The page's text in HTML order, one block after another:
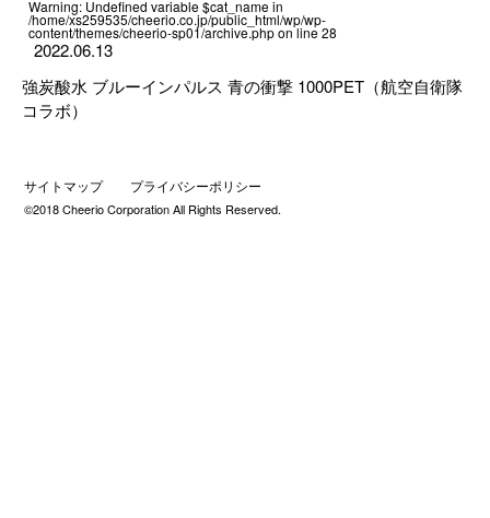
Warning: Undefined variable $cat_name in
/home/xs259535/cheerio.co.jp/public_html/wp/wp-
content/themes/cheerio-sp01/archive.phpon line28
2022.06.13
強炭酸水 ブルーインパルス 青の衝撃 1000PET（航空自衛隊
コラボ）
サイトマップ プライバシーポリシー
©2018 Cheerio Corporation All Rights Reserved.